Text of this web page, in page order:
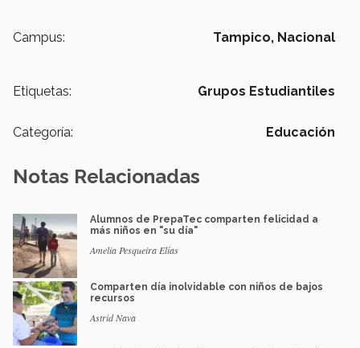
Campus: Tampico, Nacional
Etiquetas: Grupos Estudiantiles
Categoría: Educación
Notas Relacionadas
Alumnos de PrepaTec comparten felicidad a
más niños en "su día"
Amelia Pesqueira Elías
Comparten día inolvidable con niños de bajos
recursos
Astrid Nava